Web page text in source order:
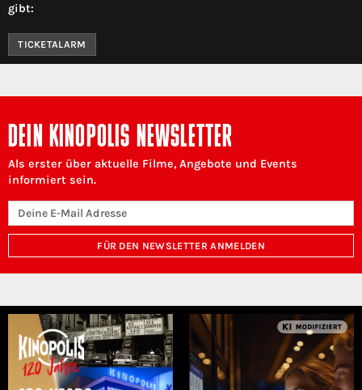
gibt:
TICKETALARM
DEIN KINOPOLIS NEWSLETTER
Als erster über aktuelle Filme, Angebote und Events
informiert sein.
FÜR DEN NEWSLETTER ANMELDEN